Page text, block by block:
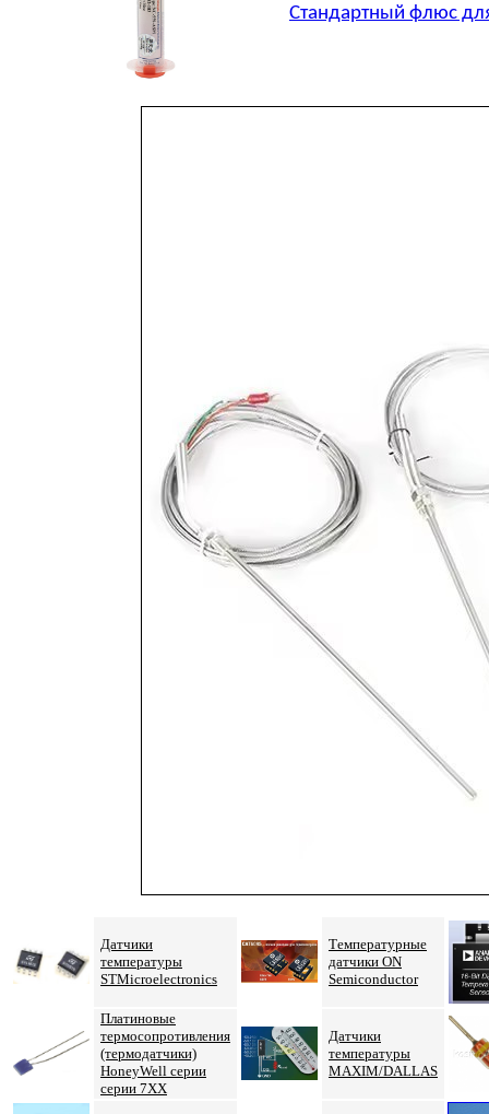
Стандартный флюс
Датчики
температуры
STMicroelectronics
Температурные
датчики ON
Semiconductor
Платиновые
термосопротивления
(термодатчики)
HoneyWell серии
серии 7XX
Датчики
температуры
MAXIM/DALLAS